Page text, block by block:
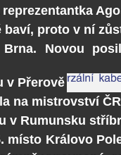
baví, proto v ní
Novou
v Přerově
na mistrovství
v Rumunsku
místo Královo